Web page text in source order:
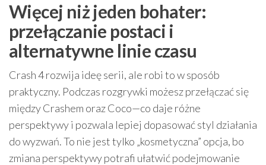
Więcej niż jeden bohater:
przełączanie postaci i
alternatywne linie czasu
Crash 4 rozwija ideę serii, ale robi to w sposób
praktyczny. Podczas rozgrywki możesz przełączać się
między Crashem oraz Coco—co daje różne
perspektywy i pozwala lepiej dopasować styl działania
do wyzwań. To nie jest tylko „kosmetyczna” opcja, bo
zmiana perspektywy potrafi ułatwić podejmowanie